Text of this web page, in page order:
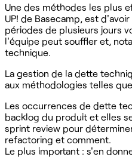
Une des méthodes les plus
UP! de Basecamp, est
périodes de plusieurs jours
l'équipe peut souffler et,
technique.
La gestion de la dette
aux méthodologies telles
Les occurrences de dette
backlog du produit et elles
sprint review pour
refactoring et comment.
Le plus important : s'en